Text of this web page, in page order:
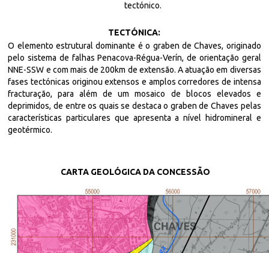
tectónico.
TECTÓNICA:
O elemento estrutural dominante é o graben de Chaves, originado
pelo sistema de falhas Penacova-Régua-Verín, de orientação geral
NNE-SSW e com mais de 200km de extensão. A atuação em diversas
fases tectónicas originou extensos e amplos corredores de intensa
fracturação, para além de um mosaico de blocos elevados e
deprimidos, de entre os quais se destaca o graben de Chaves pelas
características particulares que apresenta a nível hidromineral e
geotérmico.
CARTA GEOLÓGICA DA CONCESSÃO